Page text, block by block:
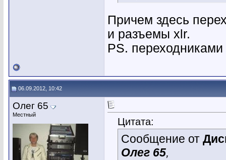
Причем здесь
и разъемы xlr.
PS.
06.09.2012, 10:42
Олег 65
Местный
Цитата:
Сообщение от
Олег 65,